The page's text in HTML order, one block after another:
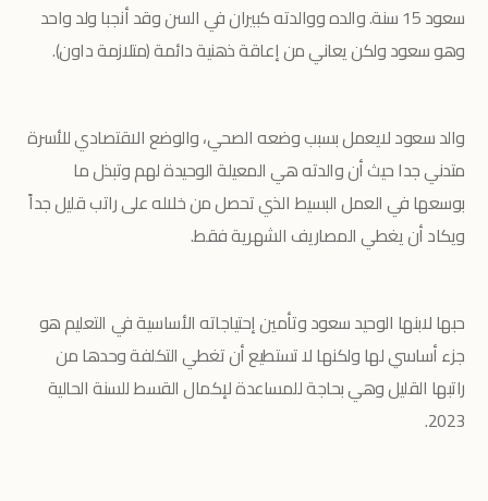
سعود 15 سنة. والده ووالدته كبيران في السن وقد أنجبا ولد واحد
وهو سعود ولكن يعاني من إعاقة ذهنية دائمة (متلازمة داون).
والد سعود لايعمل بسبب وضعه الصحي، والوضع الاقتصادي للأسرة
متدني جدا حيث أن والدته هي المعيلة الوحيدة لهم وتبذل ما
بوسعها في العمل البسيط الذي تحصل من خلاله على راتب قليل جداً
ويكاد أن يغطي المصاريف الشهرية فقط.
حبها لابنها الوحيد سعود وتأمين إحتياجاته الأساسية في التعليم هو
جزء أساسي لها ولكنها لا تستطيع أن تغطي التكلفة وحدها من
راتبها القليل وهي بحاجة للمساعدة لإكمال القسط للسنة الحالية
2023.